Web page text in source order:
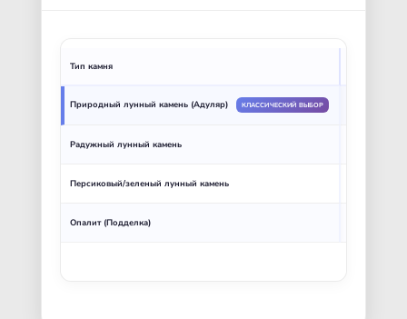
Тип камня
Природный лунный камень (Адуляр) КЛАССИЧЕСКИЙ ВЫБОР
Радужный лунный камень
Персиковый/зеленый лунный камень
Опалит (Подделка)